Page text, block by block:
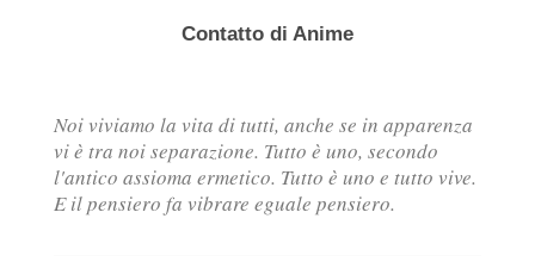
Contatto di Anime
Noi viviamo la vita di tutti, anche se in apparenza
vi è tra noi separazione. Tutto è uno, secondo
l'antico assioma ermetico. Tutto è uno e tutto vive.
E il pensiero fa vibrare eguale pensiero.